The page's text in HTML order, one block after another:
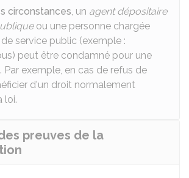
circonstances, un agent dépositaire
ou une personne chargée
service public (exemple :
peut être condamné pour une
Par exemple, en cas de refus de
d'un droit normalement
loi.
preuves de la